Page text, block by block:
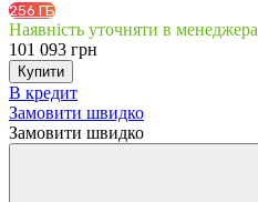
256 ГБ
Наявність уточняти в менеджера
101 093 грн
Купити
В кредит
Замовити швидко
Замовити швидко